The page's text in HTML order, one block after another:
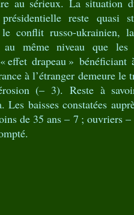
au sérieux. La situation
reste quasi
conflit russo-ukrainien,
au même niveau que
effet drapeau »
à l’étranger demeure
(– 3). Reste à
Les baisses constatées
de 35 ans – 7 ; ouvriers